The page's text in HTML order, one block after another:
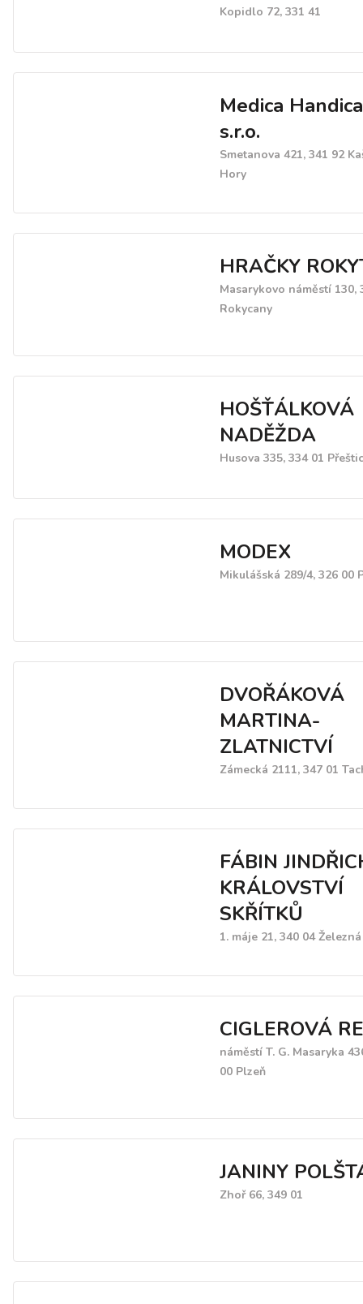
Kopidlo 72, 331 41
Medica
s.r.o.
Smetanova 421, 341 92
Hory
HRAČKY
Masarykovo náměstí 130,
Rokycany
HOŠŤÁLKOVÁ
NADĚŽDA
Husova 335, 334 01
MODEX
Mikulášská 289/4, 326 00
DVOŘÁKOVÁ
MARTINA-
ZLATNICTVÍ
Zámecká 2111, 347 01
FÁBIN
KRÁLOVSTVÍ
SKŘÍTKŮ
1. máje 21, 340 04
CIGLEROVÁ
náměstí T. G. Masaryka
00 Plzeň
JANINY
Zhoř 66, 349 01